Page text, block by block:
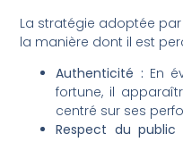
La stratégie adoptée
la manière dont il est
Authenticité : En
fortune, il
centré sur ses
Respect du public